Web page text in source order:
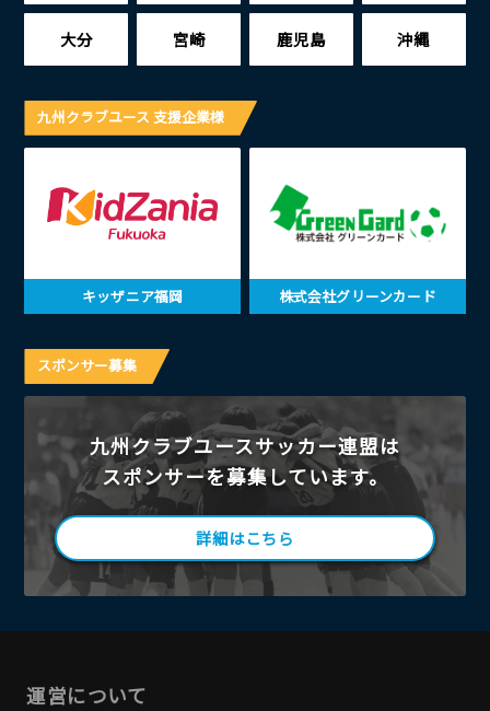
大分 宮崎 鹿児島 沖縄
九州クラブユース 支援企業様
キッザニア福岡 株式会社グリーンカード
スポンサー募集
九州クラブユースサッカー連盟は
スポンサーを募集しています。
詳細はこちら
運営について